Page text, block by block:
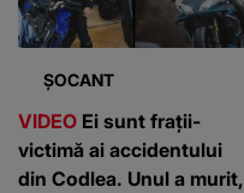
ȘOCANT
VIDEO Ei sunt frații-
victimă ai accidentului
din Codlea. Unul a murit,